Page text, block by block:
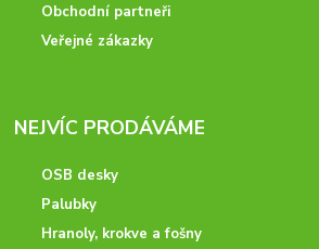
Obchodní partneři
Veřejné zákazky
NEJVÍC PRODÁVÁME
OSB desky
Palubky
Hranoly, krokve a fošny